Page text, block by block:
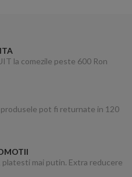
la comezile peste 600 Ron
produsele pot fi returnate in 120
platesti mai putin. Extra reducere